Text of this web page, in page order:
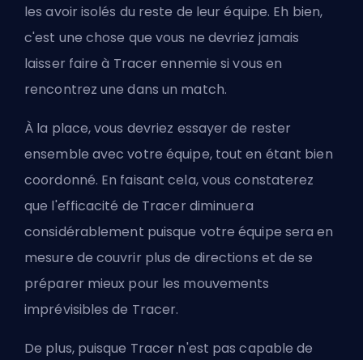
les avoir isolés du reste de leur équipe. Eh bien,
c'est une chose que vous ne devriez jamais
laisser faire à Tracer ennemie si vous en
rencontrez une dans un match.
À la place, vous devriez essayer de rester
ensemble avec votre équipe, tout en étant bien
coordonné. En faisant cela, vous constaterez
que l'efficacité de Tracer diminuera
considérablement puisque votre équipe sera en
mesure de couvrir plus de directions et de se
préparer mieux pour les mouvements
imprévisibles de Tracer.
De plus, puisque Tracer n'est pas capable de